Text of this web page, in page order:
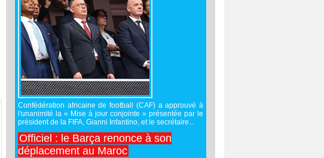
Confédération africaine de football (CAF) a approuvé à
l'unanimité la « Mise à jour conjointe » présentée par le
président de la FIFA, Gianni Infantino, et le secrétaire...
Officiel : le Barça renonce à son
déplacement au Maroc